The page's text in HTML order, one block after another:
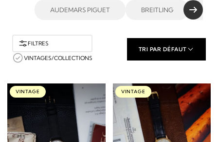
AUDEMARS PIGUET BREITLING
FILTRES
VINTAGES/COLLECTIONS
TRI PAR DÉFAUT
VINTAGE VINTAGE